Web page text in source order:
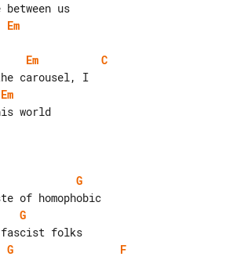
Em
Em
C
Em
world
G
G
G
F